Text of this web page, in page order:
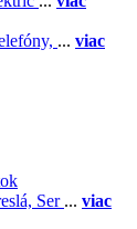
... viac
Ser ... viac